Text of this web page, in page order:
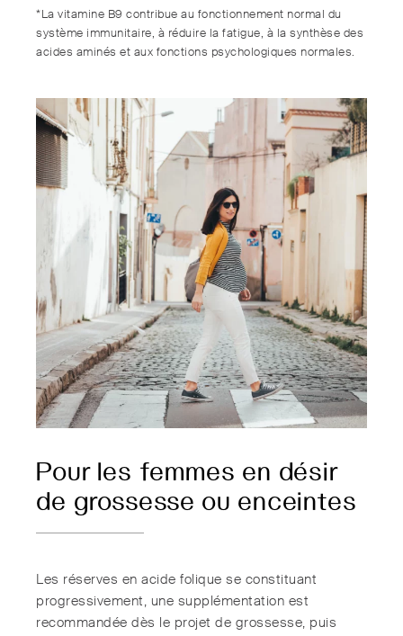
*La vitamine B9 contribue au fonctionnement normal du
système immunitaire, à réduire la fatigue, à la synthèse des
acides aminés et aux fonctions psychologiques normales.
Pour les femmes en désir
de grossesse ou enceintes
Les réserves en acide folique se constituant
progressivement, une supplémentation est
recommandée dès le projet de grossesse, puis